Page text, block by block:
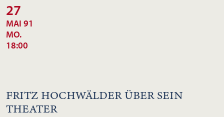
27
MAI 91
MO.
18:00
FRITZ HOCHWÄLDER ÜBER SEIN
THEATER